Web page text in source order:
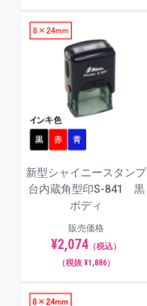
新型シャイニースタンプ
台内蔵角型印S-841 黒
ボディ
販売価格
¥2,074 （税込）
（税抜 ¥1,886）